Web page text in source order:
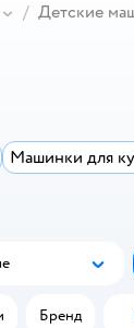
Детские
Машинки для
Популярные
Бренд